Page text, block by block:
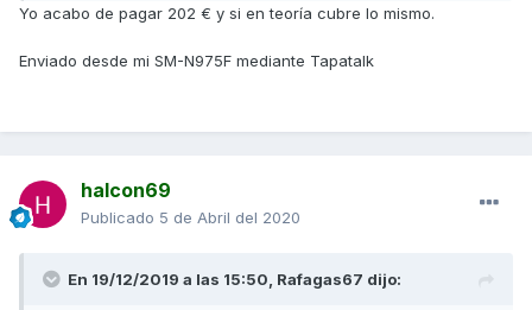
Yo acabo de pagar 202 € y si en teoría cubre lo mismo.
Enviado desde mi SM-N975F mediante Tapatalk
halcon69
Publicado 5 de Abril del 2020
En 19/12/2019 a las 15:50, Rafagas67 dijo: